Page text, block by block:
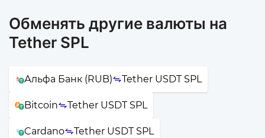
Обменять другие валюты на
Tether SPL
Альфа Банк (RUB) Tether USDT SPL
Bitcoin Tether USDT SPL
Cardano Tether USDT SPL